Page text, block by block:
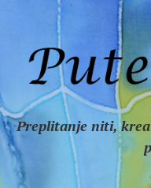
Preplitanje niti,